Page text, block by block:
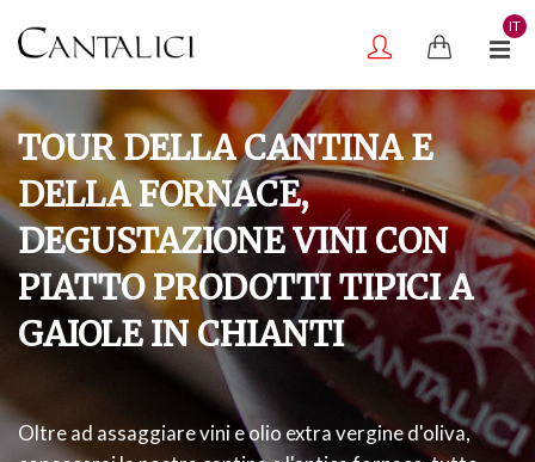
IT
TOUR DELLA CANTINA E
DELLA FORNACE,
DEGUSTAZIONE VINI CON
PIATTO PRODOTTI TIPICI A
GAIOLE IN CHIANTI
Oltre ad assaggiare vini e olio extra vergine d'oliva,